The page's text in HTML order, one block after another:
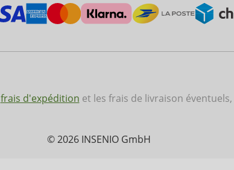
frais d'expédition et les frais de livraison
© 2026 INSENIO GmbH